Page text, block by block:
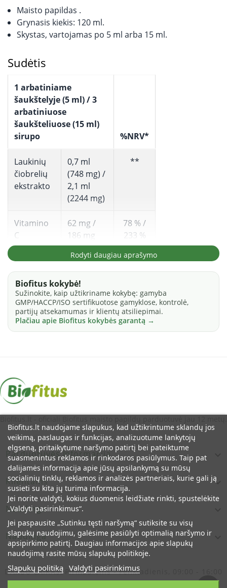
Maisto papildas .
Grynasis kiekis: 120 ml.
Skystas, vartojamas po 5 ml arba 15 ml.
Sudėtis
1 arbatiniame
šaukštelyje (5 ml) / 3
arbatiniuose
šaukšteliuose (15 ml)
sirupo
%NRV*
Laukinių
čiobrelių
ekstrakto
0,7 ml
(748 mg) /
2,1 ml
(2244 mg)
**
Vitamino
C
62 mg /
186 mg
78 % /
233 %
Sudedamosios dalys.Išgrynintas vanduo, saldiklis ksilitolis,
kalcio D-pantotenatas, nikotinamidas, cianokobalaminas,
natrio riboflavin-5-fosfatas, piridoksino hidrochloridas,
tirštiklis ksantano derva, tiamino hidrochloridas, konservantas
kalio sorbatas, saldiklis sukralozė, D-biotinas.
Vyresniems nei 12 metų amžiaus vaikams ir suaugusiems
rekomenduojama vartoti po 1 arbatinį šaukštelį (5 ml) sirupo 3
kartus per dieną. Saugojimo metu gali susidaryti natūraliems
Maisto papildas neturėtų būti vartojamas kaip maisto
pakaitalas. Svarbu įvairi ir subalansuota mityba bei sveikas
gyvenimo būdas.
Įspėjimai
Maisto papildo nerekomenduojama vartoti jei pasireiškė
padidėjusio jautrumo reakcija bet kuriai iš produkto
sudedamųjų dalių. Nėščios moterys bei žindyvės dėl maisto
papildo vartojimo turėtų pasitarti su gydytoju.
Kita informacija
Gamintojas.JSC ”Rīgas farmaceitiskā fabrika”, Ozolu iela 10,
Ziemeļu rajons, Ryga LV-1005, Latvija.
Rodyti daugiau aprašymo
Biofitus kokybė!
Sužinokite, kaip užtikriname kokybę: gamyba
GMP/HACCP/ISO sertifikuotose gamyklose, kontrolė,
partijų atsekamumas ir klientų atsiliepimai.
Plačiau apie Biofitus kokybės garantą →
Parduotuvės Informacija
Klientams 
Naudinga
Naudinga
Biofitus.lt naudojame slapukus, kad užtikrintume sklandų jos
veikimą, paslaugas ir funkcijas, analizuotume lankytojų
elgseną, pritaikytume naršymo patirtį bei pateiktume
suasmenintus reklamos ir rinkodaros pasiūlymus. Taip pat
dalijamės informacija apie jūsų apsilankymą su mūsų
socialinių tinklų, reklamos ir analizės partneriais, kurie gali ją
susieti su kita jų turima informacija.
Jei norite valdyti, kokius duomenis leidžiate rinkti, spustelėkite
„Valdyti pasirinkimus“.
Jei paspausite „Sutinku tęsti naršymą“ sutiksite su visų
slapukų naudojimu, galėsime pasiūlyti optimalią naršymo ir
apsipirkimo patirtį. Daugiau informacijos apie slapukų
naudojimą rasite mūsų slapukų politikoje.
Slapukų politiką Valdyti pasirinkimus
DARBO LAIKAS:
Pirmadienis - Penktadienis, 09:00 - 16:00
© Oficiali Biofitus Maisto Papildų Parduotuvė Lietuvoje